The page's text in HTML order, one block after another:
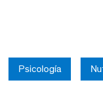
Psicología